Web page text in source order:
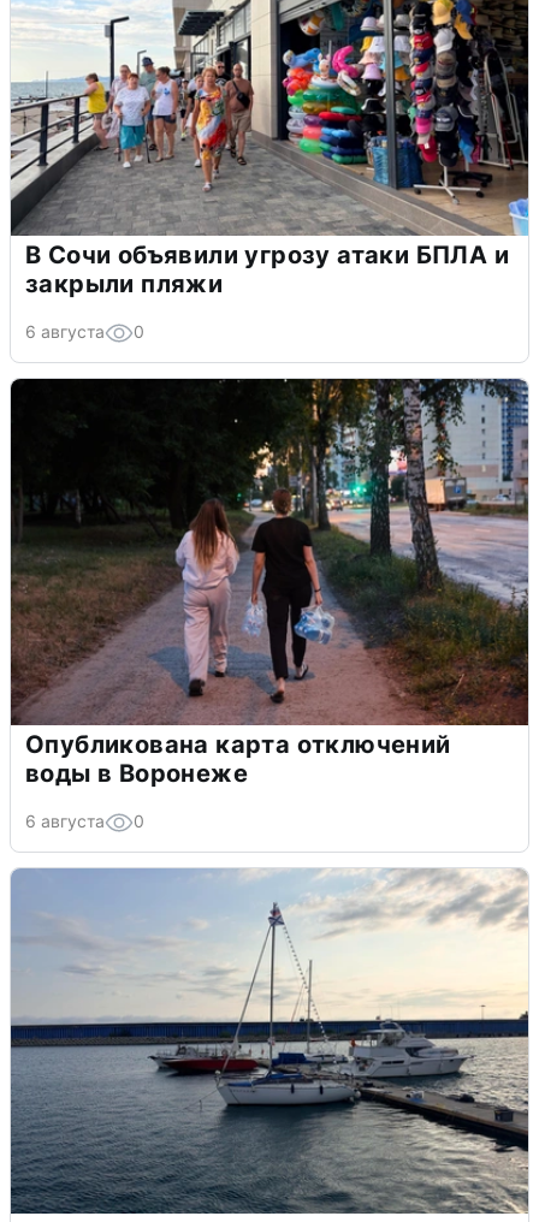
В Сочи объявили угрозу атаки БПЛА и
закрыли пляжи
6 августа 0
Опубликована карта отключений
воды в Воронеже
6 августа 0